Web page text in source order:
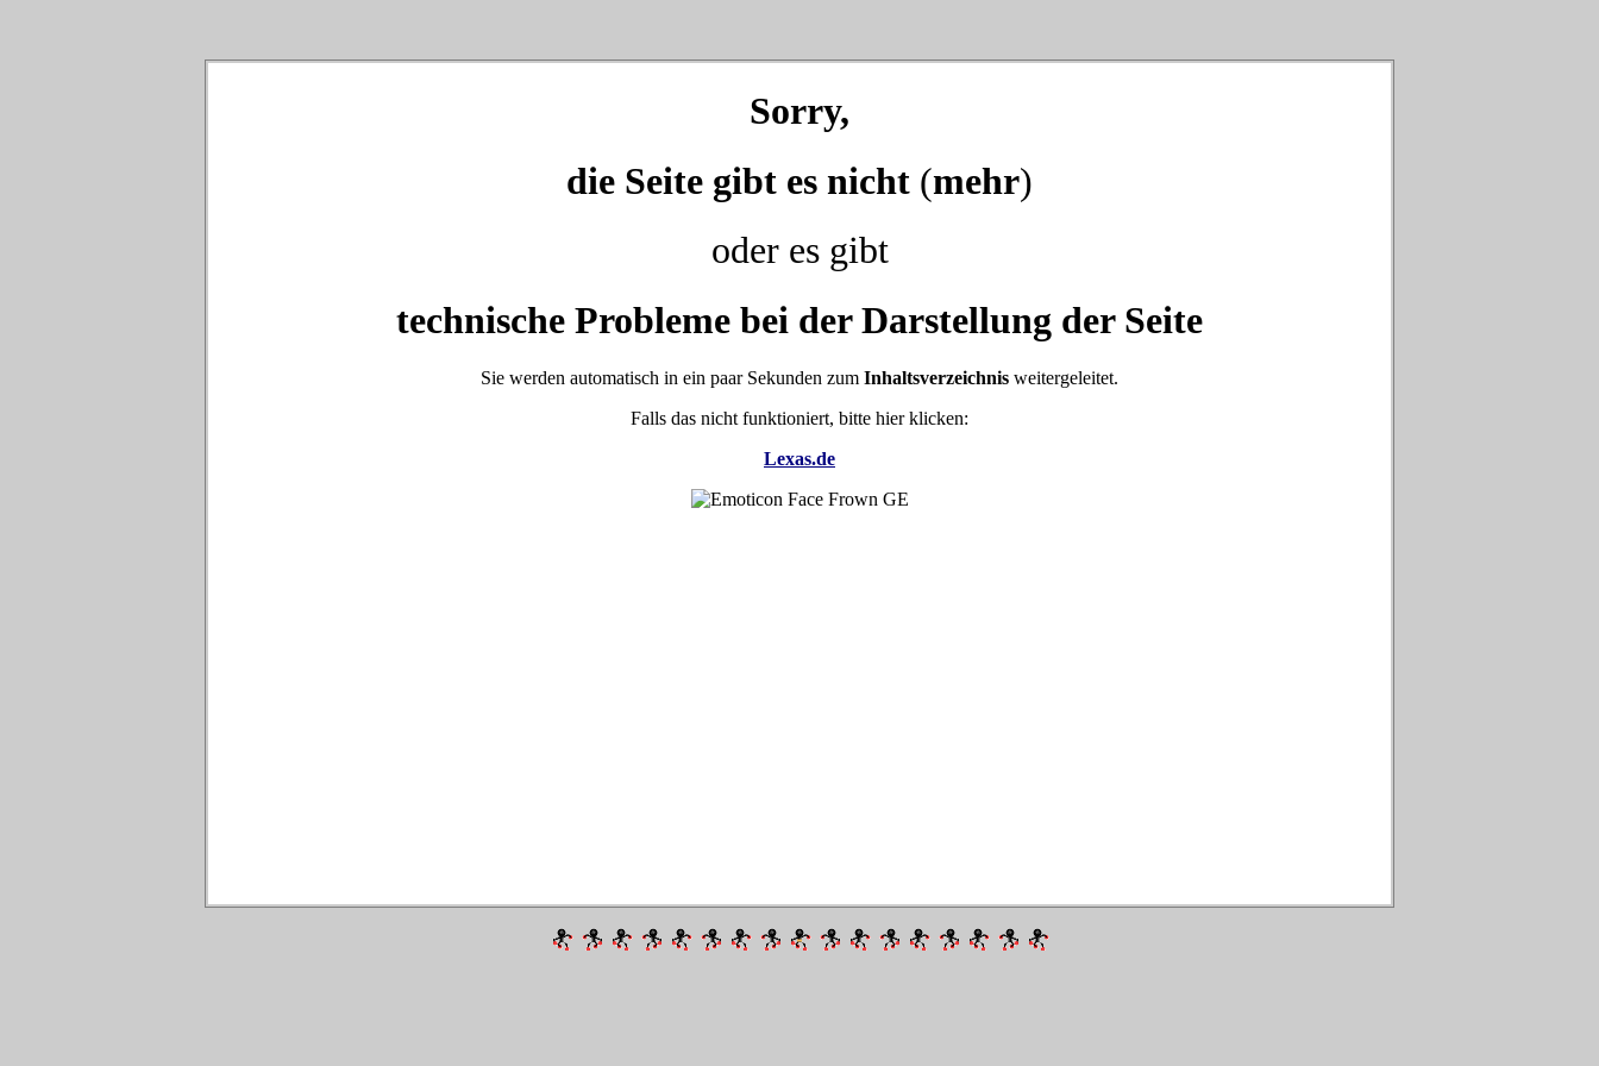
Sorry,
die Seite gibt es nicht (mehr)
oder es gibt
technische Probleme bei der Darstellung der Seite
Sie werden automatisch in ein paar Sekunden zum Inhaltsverzeichnis weitergeleitet.
Falls das nicht funktioniert, bitte hier klicken:
Lexas.de